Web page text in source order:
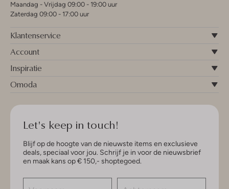
Maandag - Vrijdag 09:00 - 19:00 uur
Zaterdag 09:00 - 17:00 uur
Klantenservice
Account
Inspiratie
Omoda
Let's keep in touch!
Blijf op de hoogte van de nieuwste items en exclusieve
deals, speciaal voor jou. Schrijf je in voor de nieuwsbrief
en maak kans op € 150,- shoptegoed.